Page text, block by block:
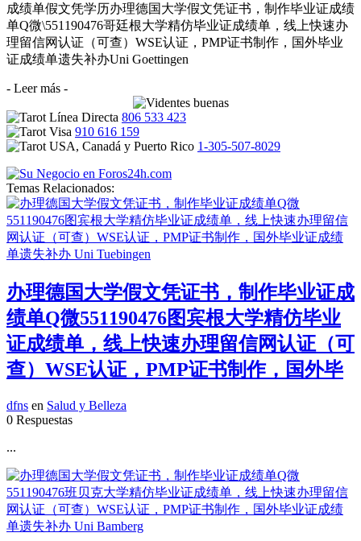
成绩单假文凭学历办理德国大学假文凭证书，制作毕业证成绩
单Q微\551190476哥廷根大学精仿毕业证成绩单，线上快速办
理留信网认证（可查）WSE认证，PMP证书制作，国外毕业
证成绩单遗失补办Uni Goettingen
- Leer más -
806 533 423
910 616 159
1-305-507-8029
Temas Relacionados:
办理德国大学假文凭证书，制作毕业证成
绩单Q微551190476图宾根大学精仿毕业
证成绩单，线上快速办理留信网认证（可
查）WSE认证，PMP证书制作，国外毕
dfns en Salud y Belleza
0 Respuestas
...